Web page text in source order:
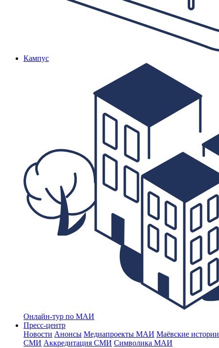
Кампус
Онлайн-тур по МАИ
Пресс-центр
Новости Анонсы Медиапроекты МАИ Маёвские
СМИ Аккредитация СМИ Символика МАИ